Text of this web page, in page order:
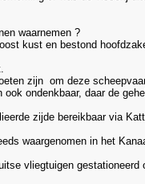
waarnemen ?
kust en bestond
zijn om deze
ondenkbaar, daar de
zijde bereikbaar via
waargenomen in het
vliegtuigen